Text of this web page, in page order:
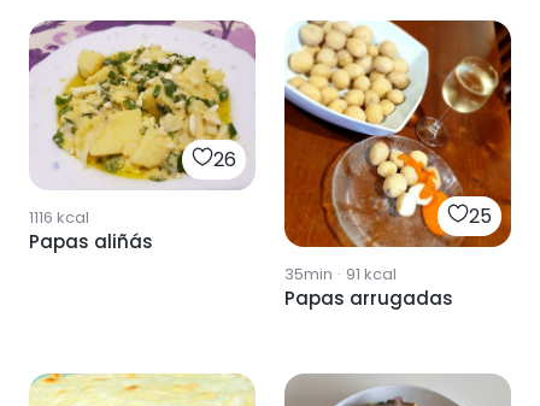
26
1116 kcal
Papas aliñás
25
35min · 91 kcal
Papas arrugadas